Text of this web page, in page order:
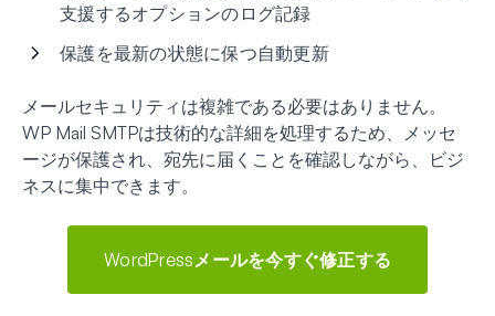
支援するオプションのログ記録
保護を最新の状態に保つ自動更新
メールセキュリティは複雑である必要はありません。
WP Mail SMTPは技術的な詳細を処理するため、メッセ
ージが保護され、宛先に届くことを確認しながら、ビジ
ネスに集中できます。
WordPressメールを今すぐ修正する